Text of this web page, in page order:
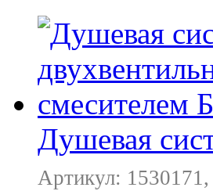
Душевая
Артикул: